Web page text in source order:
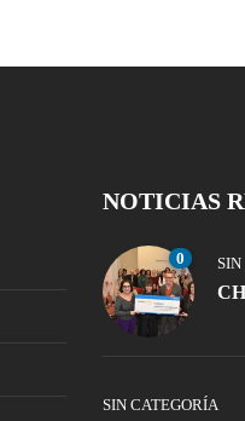
NOTICIAS
0 SIN
SIN CATEGORÍA